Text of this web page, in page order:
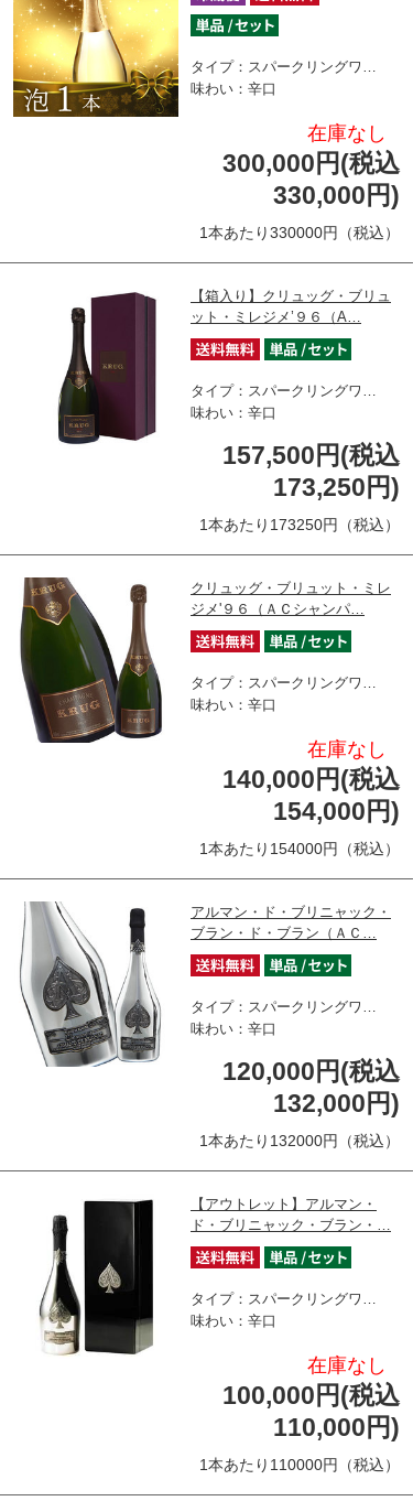
タイプ：スパークリングワ…
味わい：辛口
在庫なし
300,000円(税込
330,000円)
1本あたり330000円（税込）
【箱入り】クリュッグ・ブリュ
ット・ミレジメ’９６（A…
タイプ：スパークリングワ…
味わい：辛口
157,500円(税込
173,250円)
1本あたり173250円（税込）
クリュッグ・ブリュット・ミレ
ジメ'９６（ＡＣシャンパ…
タイプ：スパークリングワ…
味わい：辛口
在庫なし
140,000円(税込
154,000円)
1本あたり154000円（税込）
アルマン・ド・ブリニャック・
ブラン・ド・ブラン（ＡＣ…
タイプ：スパークリングワ…
味わい：辛口
120,000円(税込
132,000円)
1本あたり132000円（税込）
【アウトレット】アルマン・
ド・ブリニャック・ブラン・…
タイプ：スパークリングワ…
味わい：辛口
在庫なし
100,000円(税込
110,000円)
1本あたり110000円（税込）